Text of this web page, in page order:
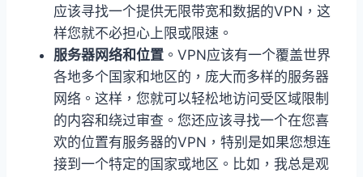
应该寻找一个提供无限带宽和数据的VPN，这
样您就不必担心上限或限速。
服务器网络和位置 。VPN应该有一个覆盖世界
各地多个国家和地区的，庞大而多样的服务器
网络。这样，您就可以轻松地访问受区域限制
的内容和绕过审查。您还应该寻找一个在您喜
欢的位置有服务器的VPN，特别是如果您想连
接到一个特定的国家或地区。比如，我总是观